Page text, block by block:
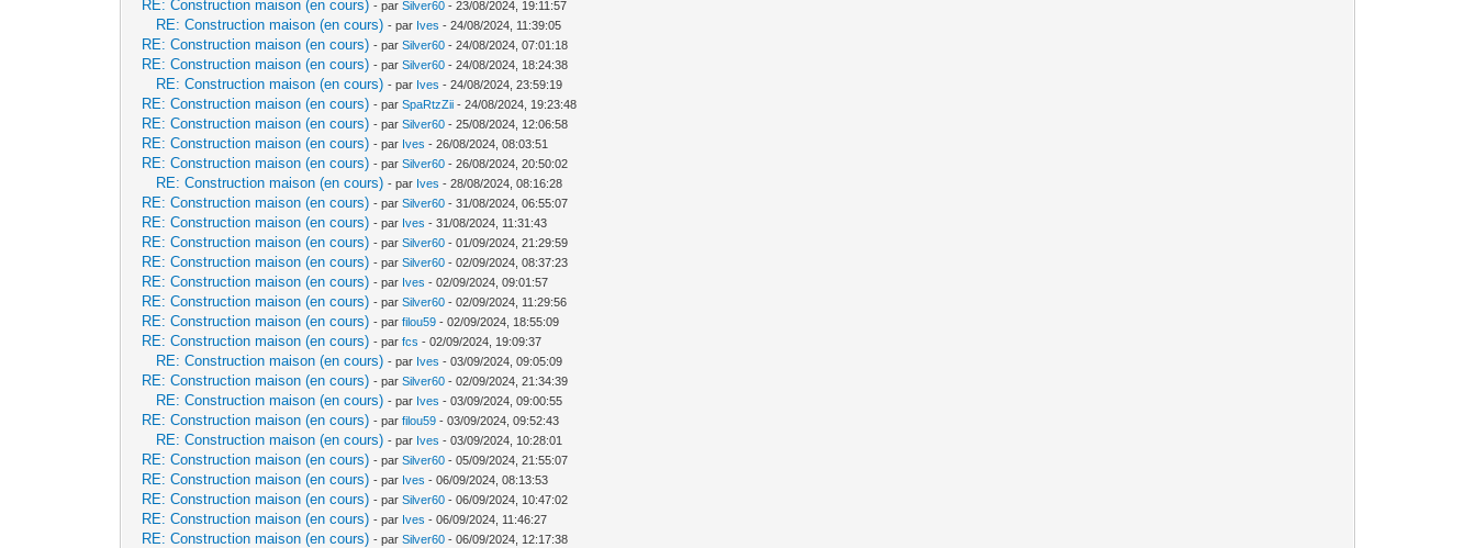
RE: Construction maison (en cours) - parSilver60 - 23/08/2024, 19:11:57
RE: Construction maison (en cours) - par Ives - 24/08/2024, 11:39:05
RE: Construction maison (en cours) - parSilver60 - 24/08/2024, 07:01:18
RE: Construction maison (en cours) - parSilver60 - 24/08/2024, 18:24:38
RE: Construction maison (en cours) - par Ives - 24/08/2024, 23:59:19
RE: Construction maison (en cours) - parSpaRtzZii - 24/08/2024, 19:23:48
RE: Construction maison (en cours) - parSilver60 - 25/08/2024, 12:06:58
RE: Construction maison (en cours) - par Ives - 26/08/2024, 08:03:51
RE: Construction maison (en cours) - parSilver60 - 26/08/2024, 20:50:02
RE: Construction maison (en cours) - par Ives - 28/08/2024, 08:16:28
RE: Construction maison (en cours) - parSilver60 - 31/08/2024, 06:55:07
RE: Construction maison (en cours) - par Ives - 31/08/2024, 11:31:43
RE: Construction maison (en cours) - parSilver60 - 01/09/2024, 21:29:59
RE: Construction maison (en cours) - parSilver60 - 02/09/2024, 08:37:23
RE: Construction maison (en cours) - par Ives - 02/09/2024, 09:01:57
RE: Construction maison (en cours) - parSilver60 - 02/09/2024, 11:29:56
RE: Construction maison (en cours) - parfilou59 - 02/09/2024, 18:55:09
RE: Construction maison (en cours) - parfcs - 02/09/2024, 19:09:37
RE: Construction maison (en cours) - par Ives - 03/09/2024, 09:05:09
RE: Construction maison (en cours) - parSilver60 - 02/09/2024, 21:34:39
RE: Construction maison (en cours) - par Ives - 03/09/2024, 09:00:55
RE: Construction maison (en cours) - parfilou59 - 03/09/2024, 09:52:43
RE: Construction maison (en cours) - par Ives - 03/09/2024, 10:28:01
RE: Construction maison (en cours) - parSilver60 - 05/09/2024, 21:55:07
RE: Construction maison (en cours) - par Ives - 06/09/2024, 08:13:53
RE: Construction maison (en cours) - parSilver60 - 06/09/2024, 10:47:02
RE: Construction maison (en cours) - par Ives - 06/09/2024, 11:46:27
RE: Construction maison (en cours) - parSilver60 - 06/09/2024, 12:17:38